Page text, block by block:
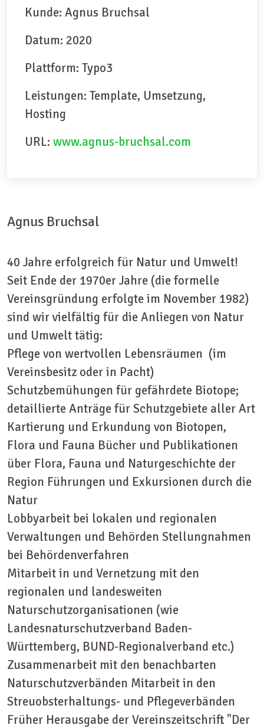
Kunde: Agnus Bruchsal
Datum: 2020
Plattform: Typo3
Leistungen: Template, Umsetzung,
Hosting
URL: www.agnus-bruchsal.com
Agnus Bruchsal
40 Jahre erfolgreich für Natur und Umwelt!
Seit Ende der 1970er Jahre (die formelle
Vereinsgründung erfolgte im November 1982)
sind wir vielfältig für die Anliegen von Natur
und Umwelt tätig:
Pflege von wertvollen Lebensräumen (im
Vereinsbesitz oder in Pacht)
Schutzbemühungen für gefährdete Biotope;
detaillierte Anträge für Schutzgebiete aller Art
Kartierung und Erkundung von Biotopen,
Flora und Fauna Bücher und Publikationen
über Flora, Fauna und Naturgeschichte der
Region Führungen und Exkursionen durch die
Natur
Lobbyarbeit bei lokalen und regionalen
Verwaltungen und Behörden Stellungnahmen
bei Behördenverfahren
Mitarbeit in und Vernetzung mit den
regionalen und landesweiten
Naturschutzorganisationen (wie
Landesnaturschutzverband Baden-
Württemberg, BUND-Regionalverband etc.)
Zusammenarbeit mit den benachbarten
Naturschutzverbänden Mitarbeit in den
Streuobsterhaltungs- und Pflegeverbänden
Früher Herausgabe der Vereinszeitschrift "Der